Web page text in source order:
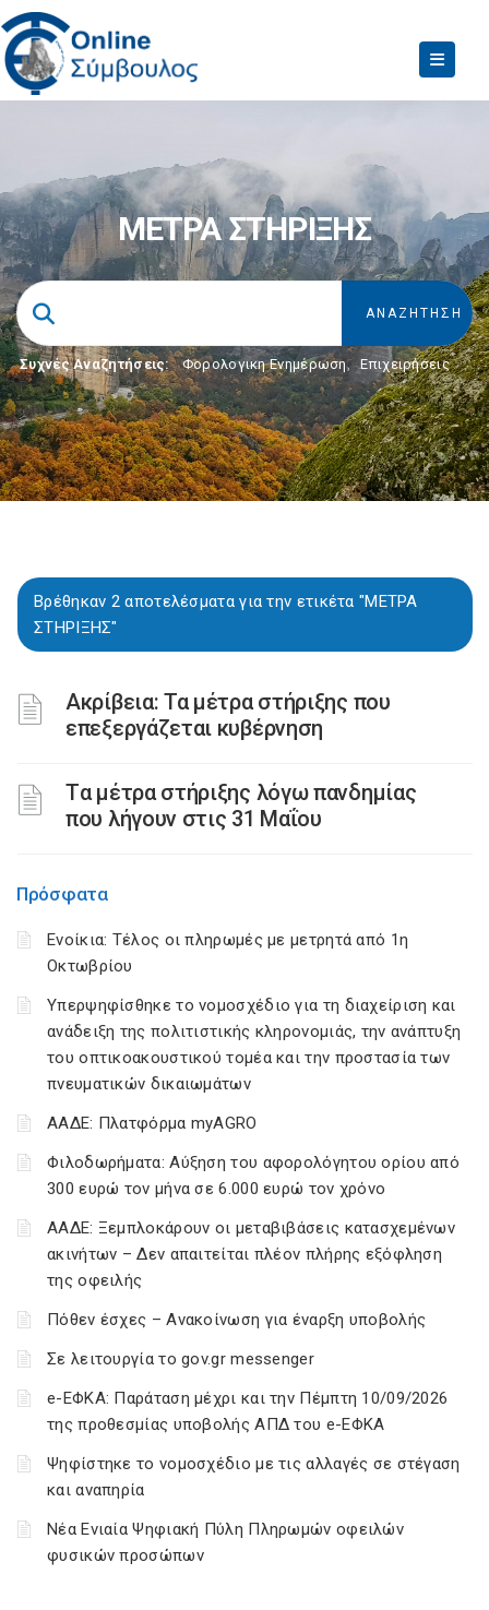
ΜΕΤΡΑ ΣΤΗΡΙΞΗΣ
Συχνές Αναζητήσεις: Φορολογικη Ενημέρωση, Επιχειρήσεις
Βρέθηκαν 2 αποτελέσματα για την ετικέτα "ΜΕΤΡΑ
ΣΤΗΡΙΞΗΣ"
Ακρίβεια: Τα μέτρα στήριξης που
επεξεργάζεται κυβέρνηση
Tα μέτρα στήριξης λόγω πανδημίας
που λήγουν στις 31 Μαΐου
Πρόσφατα
Ενοίκια: Τέλος οι πληρωμές με μετρητά από 1η
Οκτωβρίου
Υπερψηφίσθηκε το νομοσχέδιο για τη διαχείριση και
ανάδειξη της πολιτιστικής κληρονομιάς, την ανάπτυξη
του οπτικοακουστικού τομέα και την προστασία των
πνευματικών δικαιωμάτων
ΑΑΔΕ: Πλατφόρμα myAGRO
Φιλοδωρήματα: Αύξηση του αφορολόγητου ορίου από
300 ευρώ τον μήνα σε 6.000 ευρώ τον χρόνο
ΑΑΔΕ: Ξεμπλοκάρουν οι μεταβιβάσεις κατασχεμένων
ακινήτων – Δεν απαιτείται πλέον πλήρης εξόφληση
της οφειλής
Πόθεν έσχες – Ανακοίνωση για έναρξη υποβολής
Σε λειτουργία το gov.gr messenger
e-ΕΦΚΑ: Παράταση μέχρι και την Πέμπτη 10/09/2026
της προθεσμίας υποβολής ΑΠΔ του e-ΕΦΚΑ
Ψηφίστηκε το νομοσχέδιο με τις αλλαγές σε στέγαση
και αναπηρία
Νέα Ενιαία Ψηφιακή Πύλη Πληρωμών οφειλών
φυσικών προσώπων